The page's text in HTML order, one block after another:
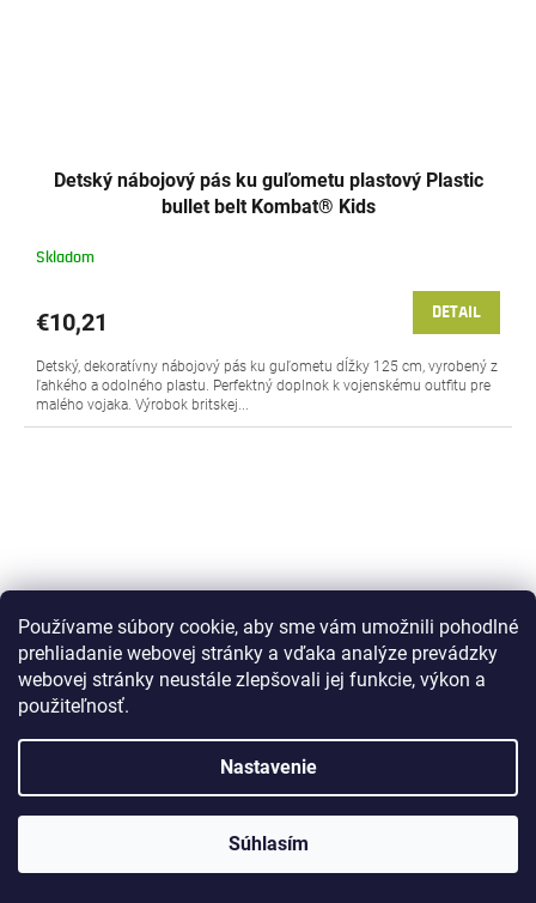
Používame súbory cookie, aby sme vám umožnili pohodlné
prehliadanie webovej stránky a vďaka analýze prevádzky
webovej stránky neustále zlepšovali jej funkcie, výkon a
použiteľnosť.
Nastavenie
Súhlasím
Detský nábojový pás ku guľometu plastový Plastic
bullet belt Kombat® Kids
Skladom
€10,21 DETAIL
Detský, dekoratívny nábojový pás ku guľometu dĺžky 125 cm, vyrobený z
ľahkého a odolného plastu. Perfektný doplnok k vojenskému outfitu pre
malého vojaka. Výrobok britskej...
Lietadlo skladací penový lietajúci klzák vojnový
model WWII Gliders Kombat® Kids